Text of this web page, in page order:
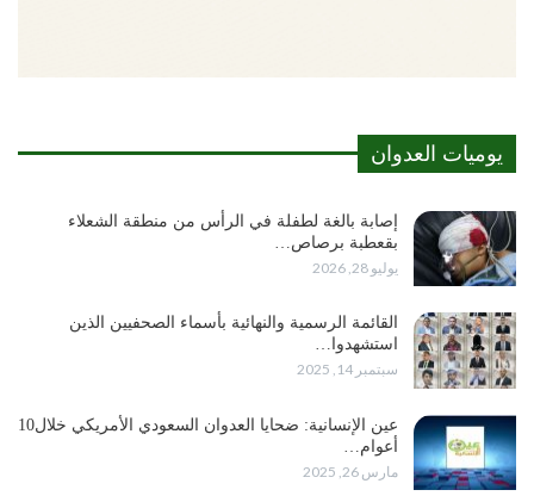
يوميات العدوان
إصابة بالغة لطفلة في الرأس من منطقة الشعلاء
بقعطبة برصاص…
يوليو 28, 2026
القائمة الرسمية والنهائية بأسماء الصحفيين الذين
استشهدوا…
سبتمبر 14, 2025
عين الإنسانية: ضحايا العدوان السعودي الأمريكي خلال10
أعوام…
مارس 26, 2025